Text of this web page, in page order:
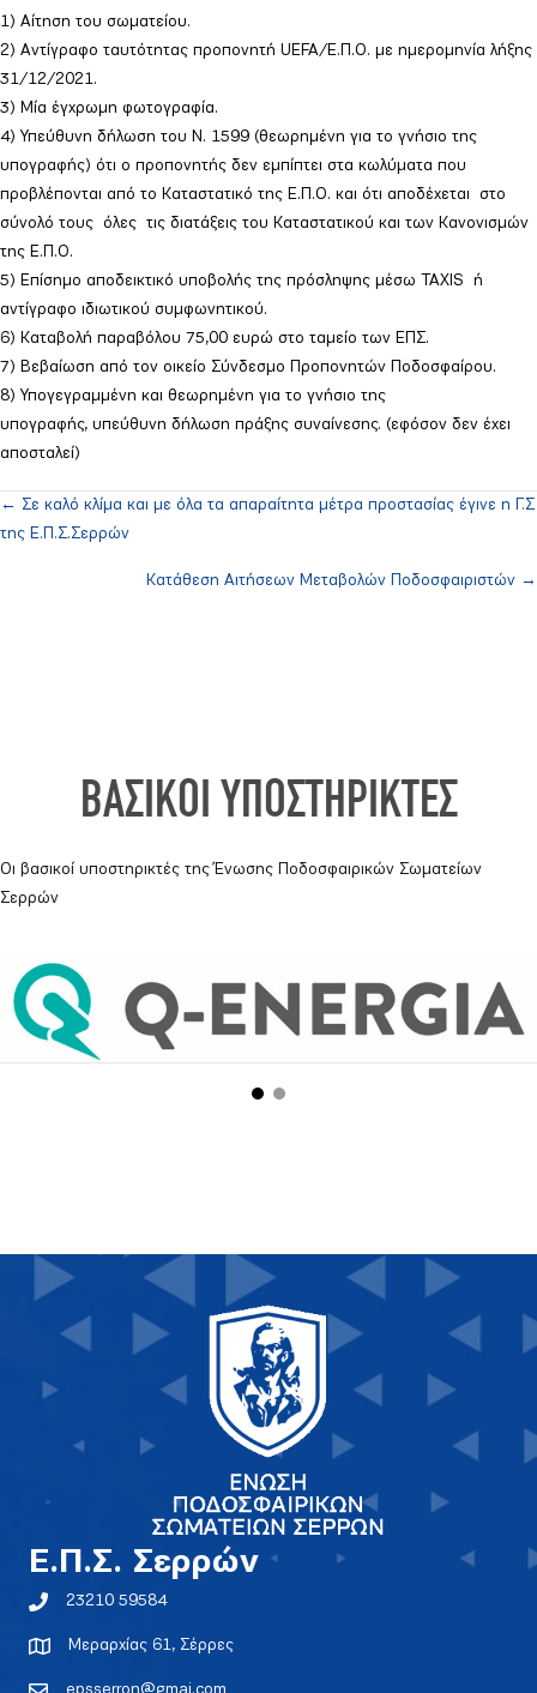
1) Αίτηση του σωματείου.
2) Αντίγραφο ταυτότητας προπονητή UEFA/Ε.Π.Ο. με ημερομηνία λήξης
31/12/2021.
3) Μία έγχρωμη φωτογραφία.
4) Υπεύθυνη δήλωση του Ν. 1599 (θεωρημένη για το γνήσιο της
υπογραφής) ότι ο προπονητής δεν εμπίπτει στα κωλύματα που
προβλέπονται από το Καταστατικό της Ε.Π.Ο. και ότι αποδέχεται στο
σύνολό τους όλες τις διατάξεις του Καταστατικού και των Κανονισμών
της Ε.Π.Ο.
5) Επίσημο αποδεικτικό υποβολής της πρόσληψης μέσω TAXIS ή
αντίγραφο ιδιωτικού συμφωνητικού.
6) Καταβολή παραβόλου 75,00 ευρώ στο ταμείο των ΕΠΣ.
7) Βεβαίωση από τον οικείο Σύνδεσμο Προπονητών Ποδοσφαίρου.
8) Υπογεγραμμένη και θεωρημένη για το γνήσιο της
υπογραφής, υπεύθυνη δήλωση πράξης συναίνεσης. (εφόσον δεν έχει
αποσταλεί)
Posts
navigation
← Σε καλό κλίμα και με όλα τα απαραίτητα μέτρα προστασίας έγινε η Γ.Σ
της Ε.Π.Σ.Σερρών
Κατάθεση Αιτήσεων Μεταβολών Ποδοσφαιριστών →
ΒΑΣΙΚΟΙ ΥΠΟΣΤΗΡΙΚΤΕΣ
Οι βασικοί υποστηρικτές της Ένωσης Ποδοσφαιρικών Σωματείων
Σερρών
E.Π.Σ. Σερρών
23210 59584
Μεραρχίας 61, Σέρρες